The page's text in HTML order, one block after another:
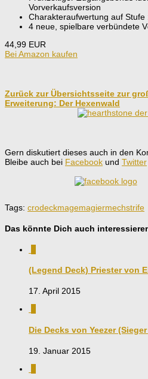
Vorverkaufsversion
Charakteraufwertung auf Stufe
4 neue, spielbare verbündete
44,99 EUR
Bei Amazon kaufen
Zurück zur Übersichtsseite zur
Erweiterung: Der Hexenwald
Gern diskutiert dieses auch in den
Bleibe auch bei Facebook und Twitter
Tags: crodeckmagemagiermechstrife
Das könnte Dich auch
(Legend Deck) Priester von
17. April 2015
Die Decks von Yeezer
19. Januar 2015